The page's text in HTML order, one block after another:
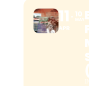
11
APR
10
MAY